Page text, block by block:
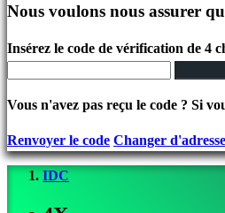
Jeux
combat
Demos
Communauté
Nous voulons nous assurer
Insérez le code de vérification de 4
Vous n'avez pas reçu le code ? Si
Renvoyer le code Changer
IDC